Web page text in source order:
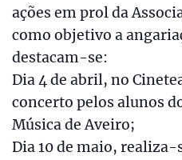
ações em prol da
como objetivo a
destacam-se:
Dia 4 de abril, no
concerto pelos alunos
Música de Aveiro;
Dia 10 de maio,